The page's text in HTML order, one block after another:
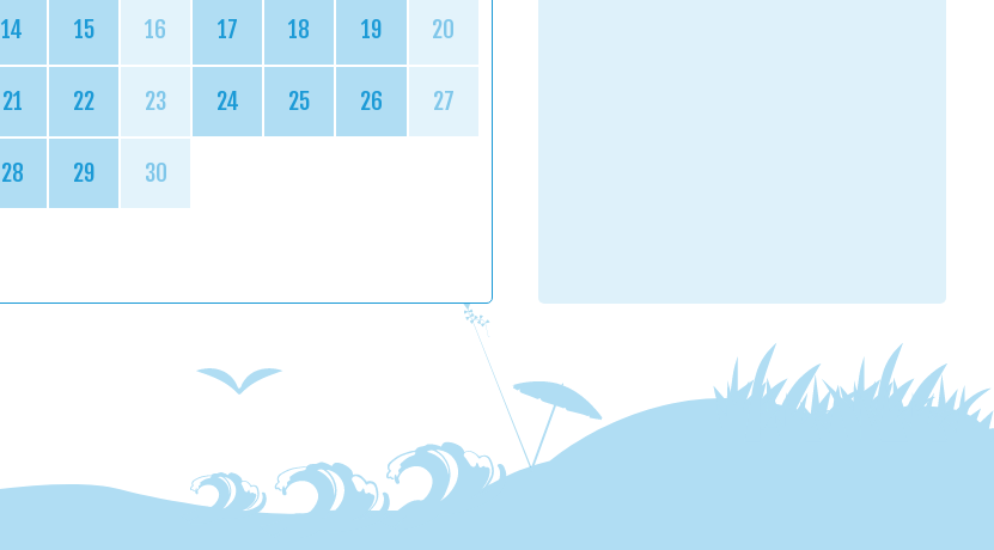
14 15 16 17 18 19 20
21 22 23 24 25 26 27
28 29 30